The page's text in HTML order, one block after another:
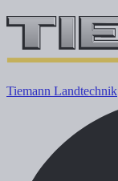
Tiemann Landtechnik